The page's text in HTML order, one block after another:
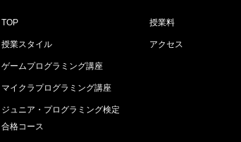
TOP
授業スタイル
ゲームプログラミング講座
マイクラプログラミング講座
ジュニア・プログラミング検定
合格コース
授業料
アクセス